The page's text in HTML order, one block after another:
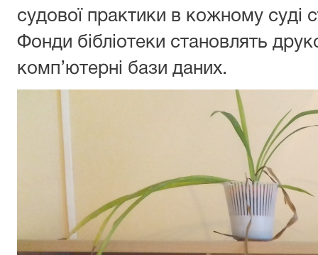
судової практики в кожному суді
Фонди бібліотеки становлять
комп’ютерні бази даних.